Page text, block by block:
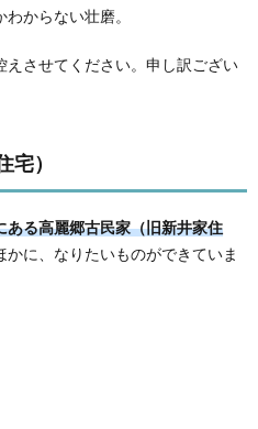
からない壮磨。
させてください。申し訳ござい
）
ある高麗郷古民家（旧新井家住
に、なりたいものができていま